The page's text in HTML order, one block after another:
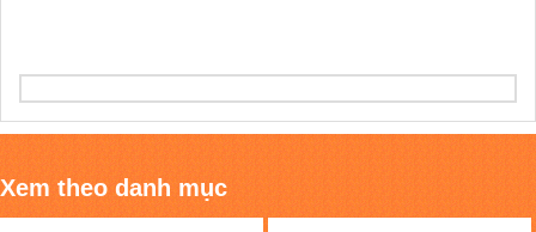
Xem theo danh mục